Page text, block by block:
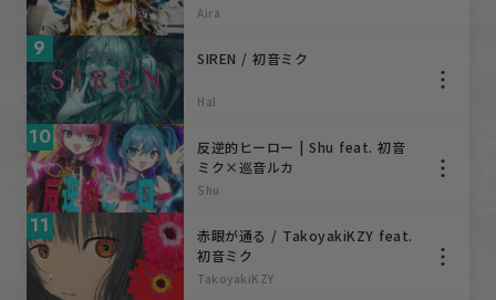
Aira
9 SIREN / 初音ミク
Hal
10
反逆的ヒーロー | Shu feat. 初音
ミク×巡音ルカ
Shu
11
赤眼が通る / TakoyakiKZY feat.
初音ミク
TakoyakiKZY